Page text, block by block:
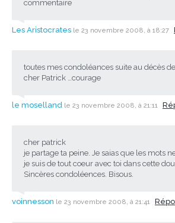
commentaire
Les Aristocrates le 23 novembre 2008, à 18:27
toutes mes condoléances suite au décès
cher Patrick …courage
le moselland le 23 novembre 2008, à 21:11
cher patrick
je partage ta peine. Je saias que les mots
je suis de tout coeur avec toi dans cette
Sincères condoléences. Bisous.
voinnesson le 23 novembre 2008, à 21:41